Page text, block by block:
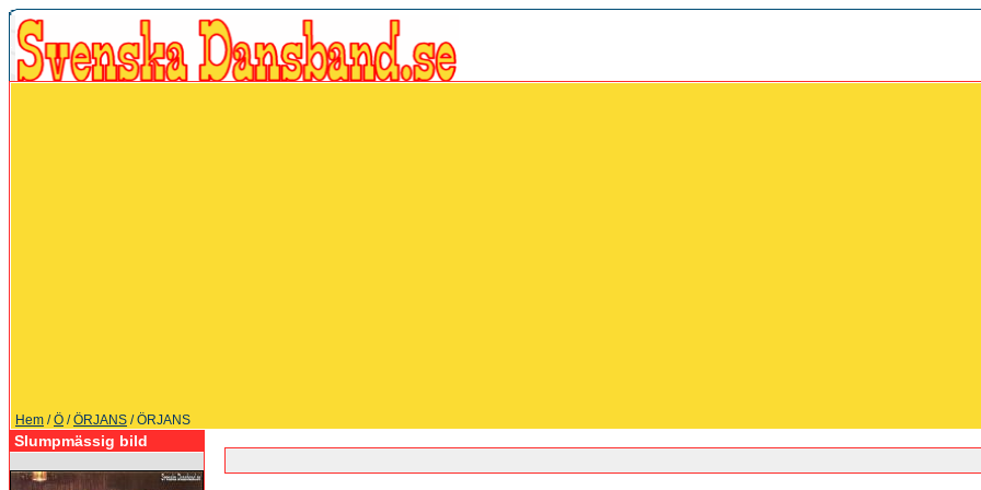
Hem /Ö /ÖRJANS / ÖRJANS
Slumpmässig bild